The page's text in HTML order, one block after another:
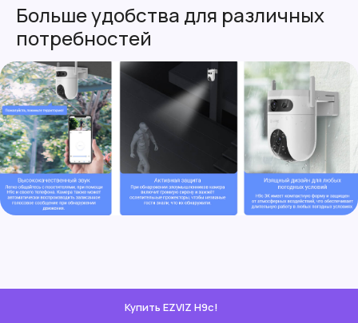
Больше удобства для различных
потребностей
Купить EZVIZ H9c!